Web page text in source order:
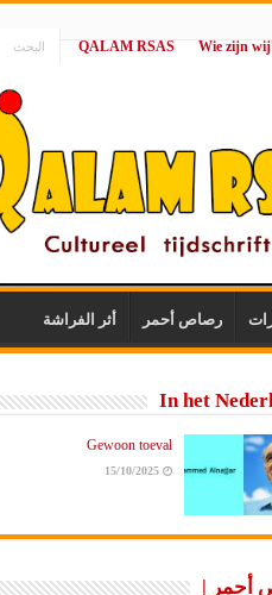
|
QALAM RSAS
رصاص أحمر أثر الفراشة
In het
Gewoon toeval
15/10/2025
أحمر |